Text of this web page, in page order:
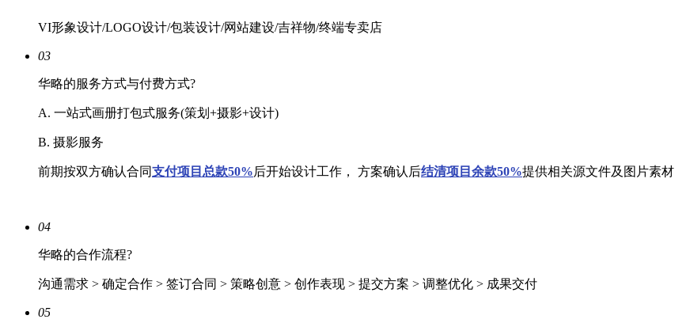
VI形象设计/LOGO设计/包装设计/网站建设/吉祥物/终端专卖店
03
华略的服务方式与付费方式?
A. 一站式画册打包式服务(策划+摄影+设计)
B. 摄影服务
前期按双方确认合同支付项目总款50%后开始设计工作， 方案确认后结清项目余款50%提供相关源文件及图片素材
04
华略的合作流程?
沟通需求 > 确定合作 > 签订合同 > 策略创意 > 创作表现 > 提交方案 > 调整优化 > 成果交付
05